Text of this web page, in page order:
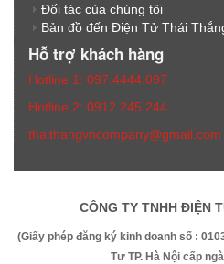
Đối tác của chúng tôi
Bản đồ đến Điện Tử Thái
Hỗ trợ khách hàng
Hotline 1: 097.4444.097
Hotline 2: 0912.245.244
thaithangvncompany@gmail.com
CÔNG TY TNHH ĐIỆN
(Giấy phép đăng ký kinh doanh số :
Tư TP. Hà Nội cấp